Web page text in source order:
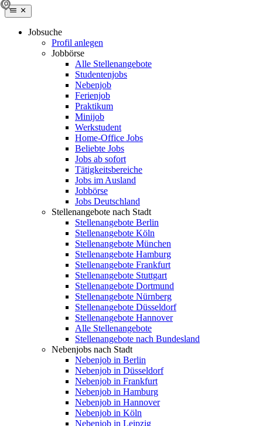
Jobsuche
Profil anlegen
Jobbörse
Alle Stellenangebote
Studentenjobs
Nebenjob
Ferienjob
Praktikum
Minijob
Werkstudent
Home-Office Jobs
Beliebte Jobs
Jobs ab sofort
Tätigkeitsbereiche
Jobs im Ausland
Jobbörse
Jobs Deutschland
Stellenangebote nach Stadt
Stellenangebote Berlin
Stellenangebote Köln
Stellenangebote München
Stellenangebote Hamburg
Stellenangebote Frankfurt
Stellenangebote Stuttgart
Stellenangebote Dortmund
Stellenangebote Nürnberg
Stellenangebote Düsseldorf
Stellenangebote Hannover
Alle Stellenangebote
Stellenangebote nach Bundesland
Nebenjobs nach Stadt
Nebenjob in Berlin
Nebenjob in Düsseldorf
Nebenjob in Frankfurt
Nebenjob in Hamburg
Nebenjob in Hannover
Nebenjob in Köln
Nebenjob in Leipzig